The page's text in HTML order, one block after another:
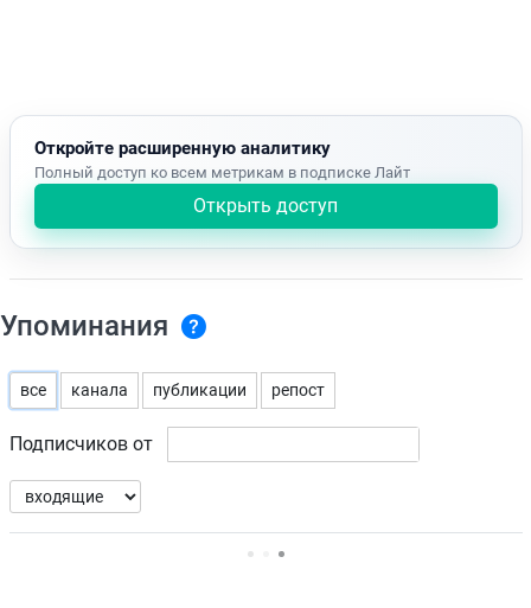
Откройте расширенную аналитику
Полный доступ ко всем метрикам в подписке Лайт
Открыть доступ
Упоминания
все канала публикации репост
Подписчиков от
Нет доступных упоминаний.